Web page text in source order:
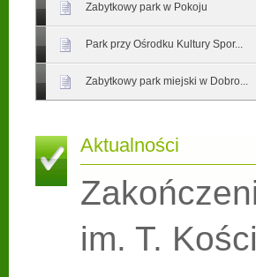
Zabytkowy park w Pokoju
Park przy Ośrodku Kultury Spor...
Zabytkowy park miejski w Dobro...
Aktualności
im. T.